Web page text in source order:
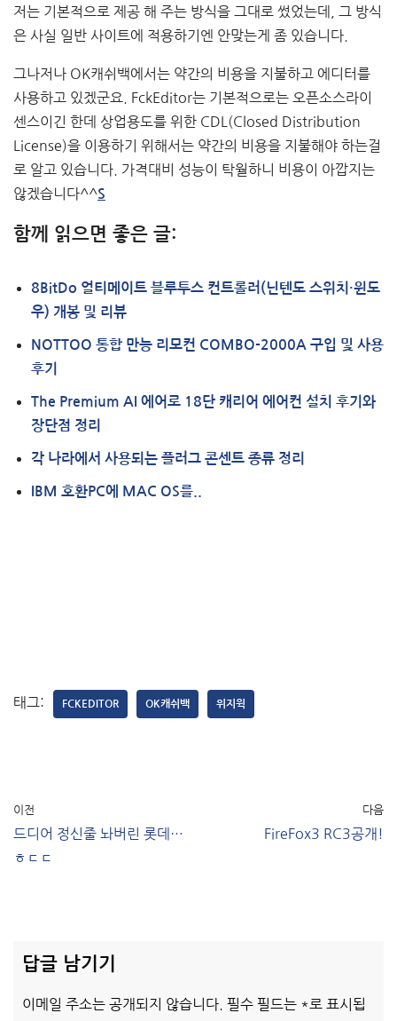
저는 기본적으로 제공 해 주는 방식을 그대로 썼었는데, 그 방식
은 사실 일반 사이트에 적용하기엔 안맞는게 좀 있습니다.
그나저나 OK캐쉬백에서는 약간의 비용을 지불하고 에디터를
사용하고 있겠군요. FckEditor는 기본적으로는 오픈소스라이
센스이긴 한데 상업용도를 위한 CDL(Closed Distribution
License)을 이용하기 위해서는 약간의 비용을 지불해야 하는걸
로 알고 있습니다. 가격대비 성능이 탁월하니 비용이 아깝지는
않겠습니다^^S
함께 읽으면 좋은 글:
8BitDo 얼티메이트 블루투스 컨트롤러(닌텐도 스위치·윈도
우) 개봉 및 리뷰
NOTTOO 통합 만능 리모컨 COMBO-2000A 구입 및 사용
후기
The Premium AI 에어로 18단 캐리어 에어컨 설치 후기와
장단점 정리
각 나라에서 사용되는 플러그 콘센트 종류 정리
IBM 호환PC에 MAC OS를..
태그: FCKEDITOR OK캐쉬백 위지윅
이전
드디어 정신줄 놔버린 롯데…
ㅎㄷㄷ
다음
FireFox3 RC3공개!
답글 남기기
이메일 주소는 공개되지 않습니다. 필수 필드는 * 로 표시됩